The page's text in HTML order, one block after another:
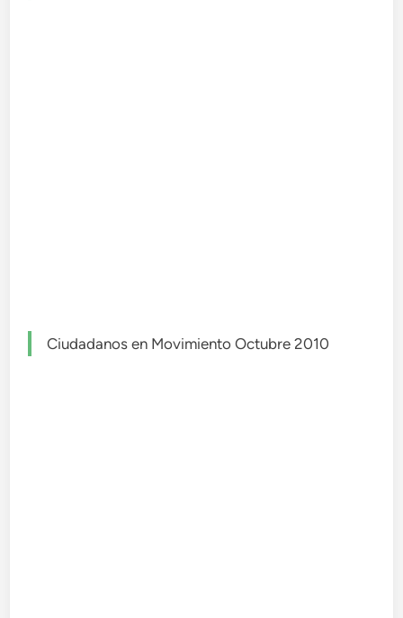
Ciudadanos en Movimiento Octubre 2010